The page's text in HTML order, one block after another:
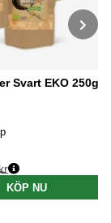
Svart EKO 250g x
KÖP NU